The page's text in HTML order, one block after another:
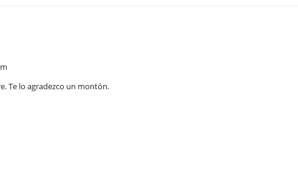
Te lo agradezco un montón.